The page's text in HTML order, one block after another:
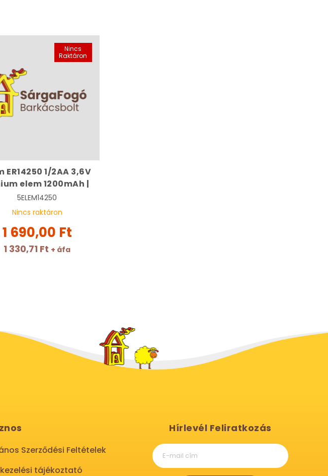
Nincs
Raktáron
ER14250 1/2AA 3,6V
elem 1200mAh |
5ELEM14250
Nincs raktáron
1 690,00 Ft
1 330,71 Ft + áfa
Szerződési Feltételek
tájékoztató
Hírlevél Feliratkozás